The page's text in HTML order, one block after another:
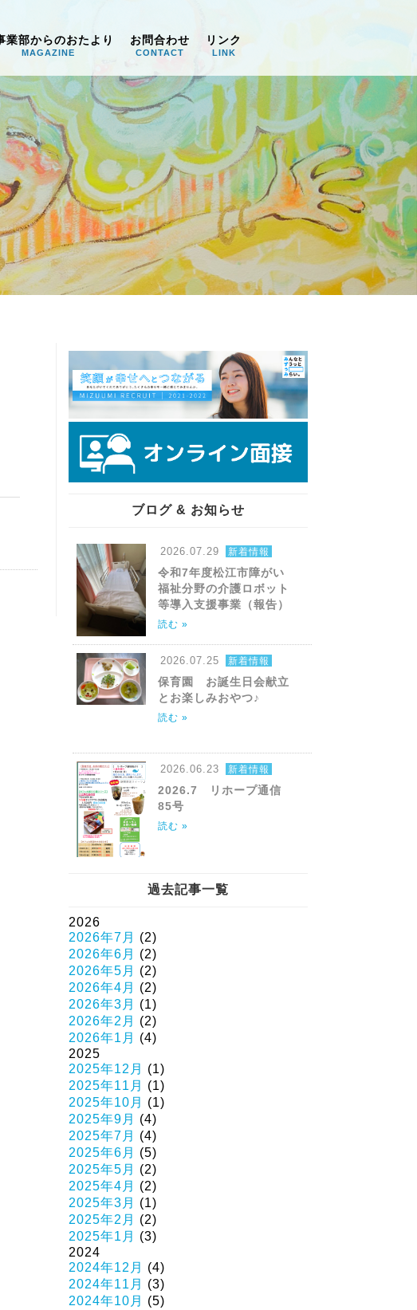
業部からのおたより
MAGAZINE
お問合わせ
CONTACT
リンク
LINK
ブログ & お知らせ
2026.07.29 新着情報
令和7年度松江市障がい
福祉分野の介護ロボット
等導入支援事業（報告）
読む »
2026.07.25 新着情報
保育園 お誕生日会献立
とお楽しみおやつ♪
読む »
2026.06.23 新着情報
2026.7 リホープ通信
85号
読む »
過去記事一覧
2026
2026年7月
(2)
2026年6月
(2)
2026年5月
(2)
2026年4月
(2)
2026年3月
(1)
2026年2月
(2)
2026年1月
(4)
2025
2025年12月
(1)
2025年11月
(1)
2025年10月
(1)
2025年9月
(4)
2025年7月
(4)
2025年6月
(5)
2025年5月
(2)
2025年4月
(2)
2025年3月
(1)
2025年2月
(2)
2025年1月
(3)
2024
2024年12月
(4)
2024年11月
(3)
2024年10月
(5)